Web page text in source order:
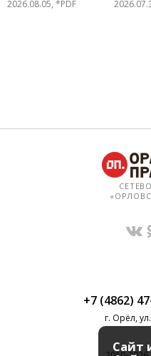
2026.08.05, *PDF
+7 (4862)
г. Орёл,
Сайт